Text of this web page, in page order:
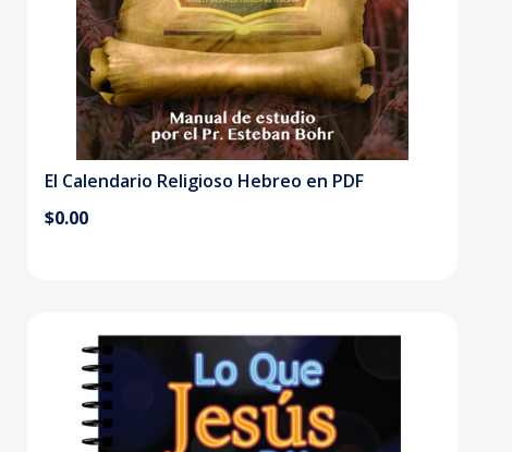
El Calendario Religioso Hebreo en PDF
$0.00